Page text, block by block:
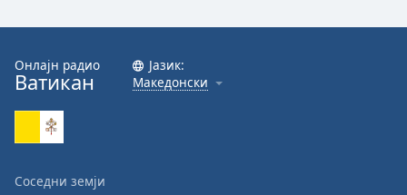
Онлајн радио
Ватикан
Јазик:
Македонски
Соседни земји